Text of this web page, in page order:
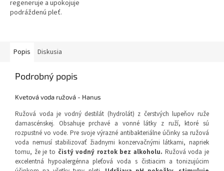
regeneruje a upokojuje
podráždenú pleť.
Popis Diskusia
Podrobný popis
Kvetová voda ružová - Hanus
Ružová voda je vodný destilát (hydrolát) z čerstvých lupeňov ruže
damascénskej. Obsahuje prchavé a vonné látky z ruží, ktoré sú
rozpustné vo vode. Pre svoje výrazné antibakteriálne účinky sa ružová
voda nemusí stabilizovať žiadnymi konzervačnými látkami, napriek
tomu, že je to čistý vodný roztok bez alkoholu. Ružová voda je
excelentná hypoalergénna pleťová voda s čistiacim a tonizujúcim